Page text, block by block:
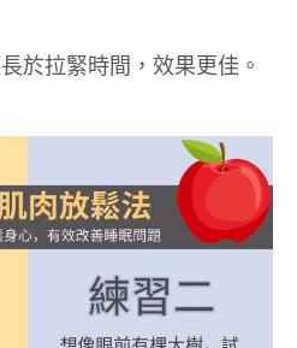
於拉緊時間，效果更佳。